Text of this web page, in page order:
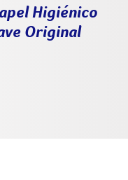
Higiénico
Original